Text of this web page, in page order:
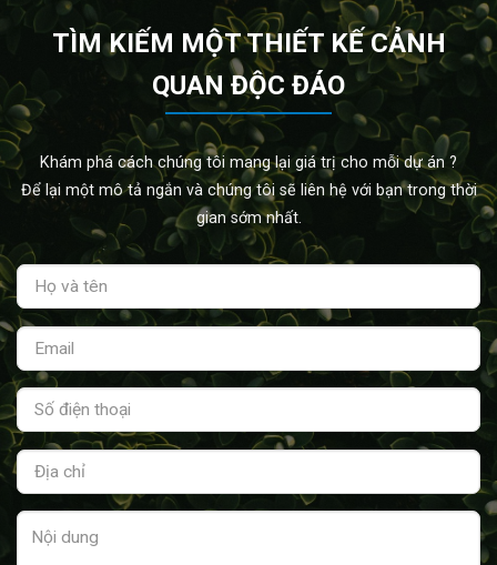
TÌM KIẾM MỘT THIẾT KẾ CẢNH
QUAN ĐỘC ĐÁO
Khám phá cách chúng tôi mang lại giá trị cho mỗi dự án ?
Để lại một mô tả ngắn và chúng tôi sẽ liên hệ với bạn trong thời
gian sớm nhất.